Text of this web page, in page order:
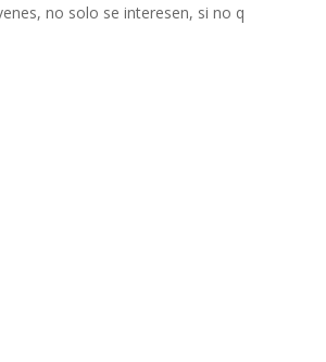
no solo se interesen, si no q